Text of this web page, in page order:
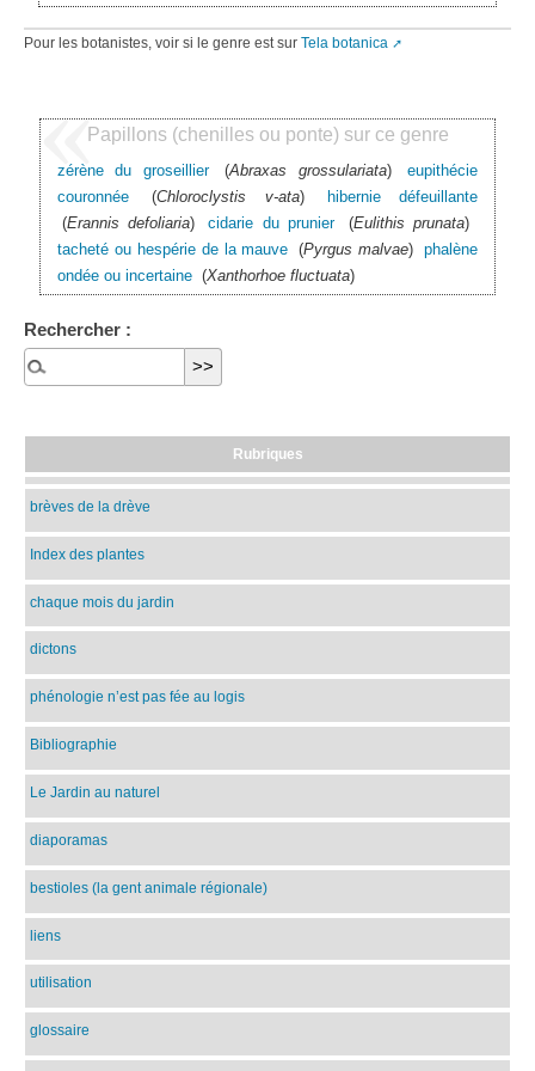
Pour les botanistes, voir si le genre est sur Tela botanica
Papillons (chenilles ou ponte) sur ce genre
zérène du groseillier (Abraxas grossulariata)
eupithécie
couronnée
(Chloroclystis v-ata)
hibernie défeuillante
(Erannis defoliaria) cidarie du prunier (Eulithis prunata)
tacheté ou hespérie de la mauve (Pyrgus malvae)
phalène
ondée ou incertaine (Xanthorhoe fluctuata)
Rechercher :
Rubriques
brèves de la drève
Index des plantes
chaque mois du jardin
dictons
phénologie n’est pas fée au logis
Bibliographie
Le Jardin au naturel
diaporamas
bestioles (la gent animale régionale)
liens
utilisation
glossaire